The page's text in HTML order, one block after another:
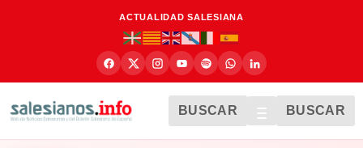
ACTUALIDAD SALESIANA
BUSCAR BUSCAR